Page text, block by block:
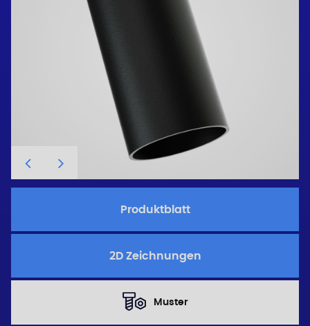
Produktblatt
2D Zeichnungen
Muster